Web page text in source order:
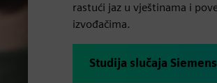
rastući jaz u vještinama i
izvođačima.
Studija slučaja